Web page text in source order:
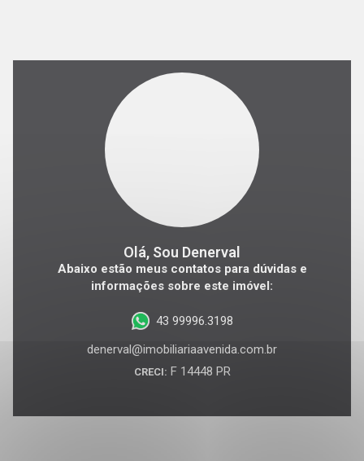
Olá, Sou Denerval
Abaixo estão meus contatos para dúvidas e
informações sobre este imóvel:
43 99996.3198
denerval@imobiliariaavenida.com.br
CRECI: F 14448 PR